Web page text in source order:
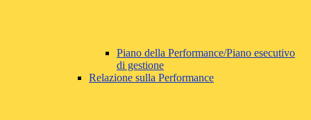
Piano della Performance/Piano esecutivo
di gestione
Relazione sulla Performance